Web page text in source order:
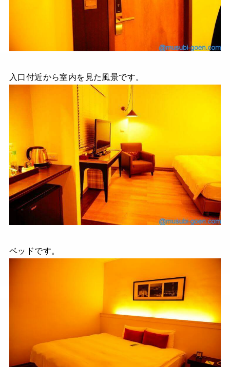
入口付近から室内を見た風景です。
ベッドです。